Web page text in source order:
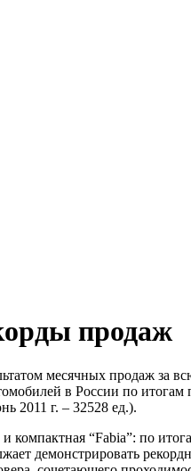
продаж
месячных продаж за
в России по
2011 г. – 32528 ед.).
компактная “Fabia”: по
демонстрировать